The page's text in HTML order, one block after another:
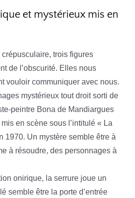
et mystérieux mis en
trois figures
de l’obscurité. Elles nous
vouloir communiquer avec nous.
mystérieux tout droit sorti de
peintre Bona de Mandiargues
en scène sous l’intitulé « La
1970. Un mystère semble être à
à résoudre, des personnages à
onirique, la serrure joue un
semble être la porte d’entrée